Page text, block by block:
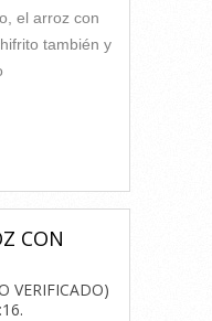
el arroz con
también y
CON
VERIFICADO)
.